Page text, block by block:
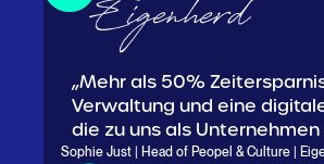
„Mehr als 50%
Verwaltung und eine
die zu uns als Unternehmen
Sophie Just | Head of Peopel & Culture |